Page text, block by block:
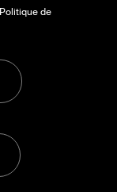
Politique de